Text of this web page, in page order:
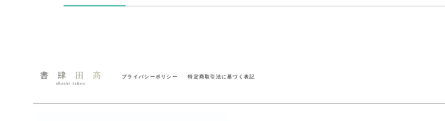
プライバシーポリシー 特定商取引法に基づく表記